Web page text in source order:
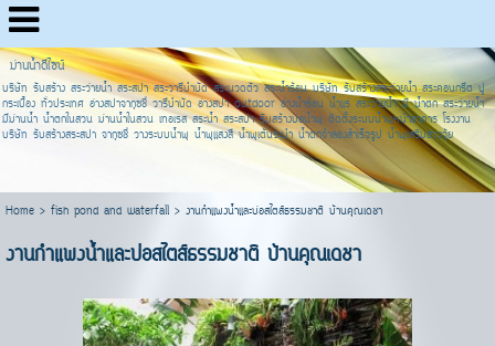
ม่านน้ำดีไซน์
บริษัท รับสร้าง สระว่ายน้ำ สระสปา สระวารีบำบัด สระนวดตัว สระน้ำร้อน บริษัท รับสร้างสระว่ายน้ำ สระคอนกรีต ปู
กระเบื้อง ทั่วประเทศ อ่างสปาจากุซชี่ วารีบำบัด อ่างสปา outdoor อ่างน้ำร้อน น้ำแร่ สระว่ายน้ำ มี น้ำตก สระว่ายน้ำ
มีม่านน้ำ น้ำตกในสวน ม่านน้ำในสวน เทอเรส สระน้ำ สระสปา รับสร้างบ่อน้ำพุ ติดตั้งระบบน้ำพุหน้าอาคาร โรงงาน
บริษัท รับสร้างสระสปา จากุซชี่ วางระบบน้ำพุ น้ำพุแสงสี น้ำพุเต้นระบำ น้ำตกจำลองสำเร็จรูป น้ำพุเสริมฮวงจุ้ย
Home> fish pond and waterfall> งานกำแพงน้ำและบ่อสไตส์ธรรมชาติ บ้านคุณเดชา
งานกำแพงน้ำและบ่อสไตส์ธรรมชาติ บ้านคุณเดชา